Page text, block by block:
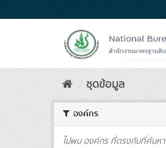
to
ชุดข้อมูล
องค์กร
ไม่พบ องค์กร ที่ตรงกับที่ค้นหา